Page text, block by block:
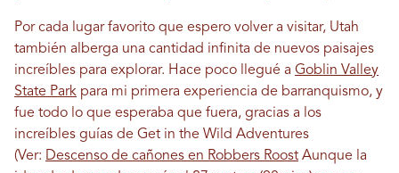
Por cada lugar favorito que espero volver a visitar, Utah
también alberga una cantidad infinita de nuevos paisajes
increíbles para explorar. Hace poco llegué a Goblin Valley
State Park para mi primera experiencia de barranquismo, y
fue todo lo que esperaba que fuera, gracias a los
increíbles guías de Get in the Wild Adventures
(Ver: Descenso de cañones en Robbers Roost Aunque la